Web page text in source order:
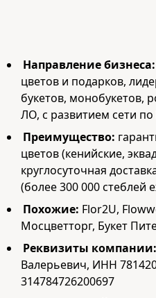
Направление бизнеса:
цветов и подарков,
букетов, монобукетов,
ЛО, с развитием сети
Преимущество:
цветов (кенийские,
круглосуточная
(более 300 000 стеблей
Похожие: Flor2U,
Мосцветторг, Букет
Реквизиты компании:
Валерьевич, ИНН
314784726200697